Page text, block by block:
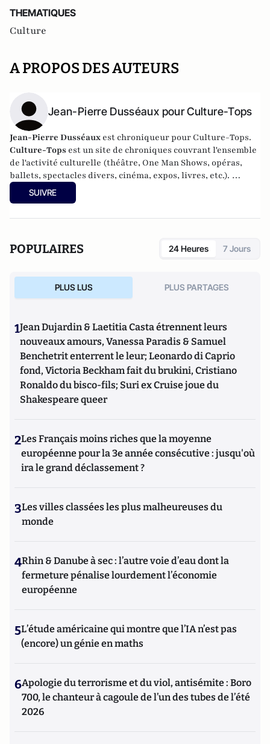
THEMATIQUES
Culture
A PROPOS DES AUTEURS
Jean-Pierre Dusséaux pour Culture-Tops
Jean-Pierre Dusséaux est chroniqueur pour Culture-Tops.
Culture-Tops est un site de chroniques couvrant l'ensemble
de l'activité culturelle (théâtre, One Man Shows, opéras,
ballets, spectacles divers, cinéma, expos, livres, etc.).
Culture-Tops a été créé en novembre 2013 par Jacques
Paugam , journaliste et écrivain, et son fils, Gabriel
SUIVRE
POPULAIRES 24 Heures 7 Jours
PLUS LUS PLUS PARTAGES
1Jean Dujardin & Laetitia Casta étrennent leurs
nouveaux amours, Vanessa Paradis & Samuel
Benchetrit enterrent le leur; Leonardo di Caprio
fond, Victoria Beckham fait du brukini, Cristiano
Ronaldo du bisco-fils; Suri ex Cruise joue du
Shakespeare queer
2Les Français moins riches que la moyenne
européenne pour la 3e année consécutive : jusqu'où
ira le grand déclassement ?
3Les villes classées les plus malheureuses du
monde
4Rhin & Danube à sec : l’autre voie d’eau dont la
fermeture pénalise lourdement l’économie
européenne
5L’étude américaine qui montre que l’IA n’est pas
(encore) un génie en maths
6Apologie du terrorisme et du viol, antisémite : Boro
700, le chanteur à cagoule de l’un des tubes de l’été
2026